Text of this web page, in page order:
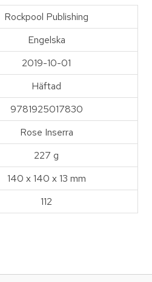
Rockpool Publishing
Engelska
2019-10-01
Häftad
9781925017830
Rose Inserra
227 g
140 x 140 x 13 mm
112